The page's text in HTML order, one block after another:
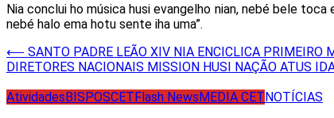
Nia conclui ho música husi evangelho nian, nebé bele toca
nebé halo ema hotu sente iha uma”.
Post
navigation
⟵ SANTO PADRE LEÃO XIV NIA ENCICLICA
DIRETORES NACIONAIS MISSION HUSI NAÇÃO ATUS
AtividadesBISPOSCETFlash NewsMEDIA CETNOTÍCIAS